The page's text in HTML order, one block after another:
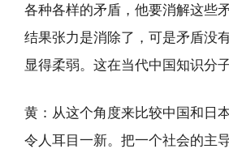
各种各样的矛盾，他要消解这些
结果张力是消除了，可是矛盾没
显得柔弱。这在当代中国知识分
黄：从这个角度来比较中国和日
令人耳目一新。把一个社会的主